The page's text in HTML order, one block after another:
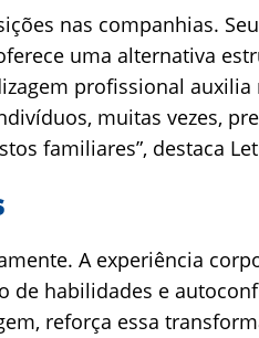
nas companhias.
uma alternativa
profissional
muitas vezes,
familiares”, destaca
A experiência
de habilidades e
reforça essa